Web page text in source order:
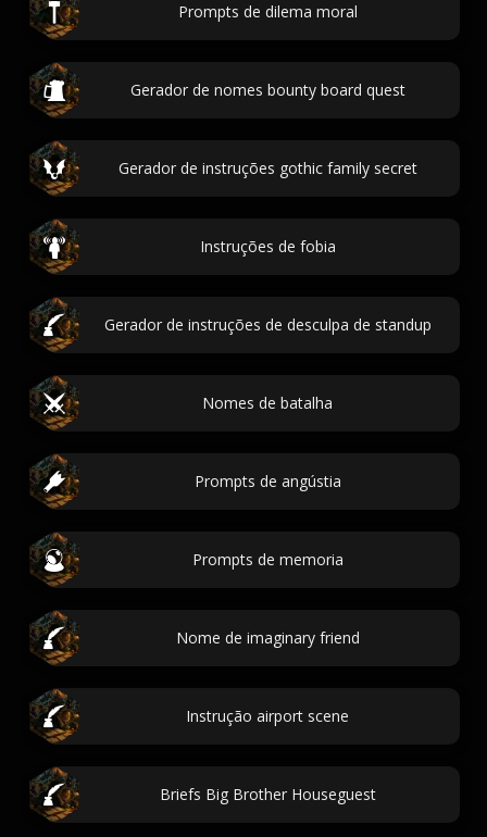
Prompts de dilema moral
Gerador de nomes bounty board quest
Gerador de instruções gothic family secret
Instruções de fobia
Gerador de instruções de desculpa de standup
Nomes de batalha
Prompts de angústia
Prompts de memoria
Nome de imaginary friend
Instrução airport scene
Briefs Big Brother Houseguest